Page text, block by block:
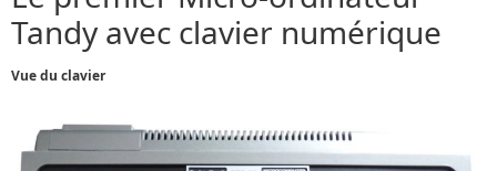
Tandy avec clavier numérique
Vue du clavier